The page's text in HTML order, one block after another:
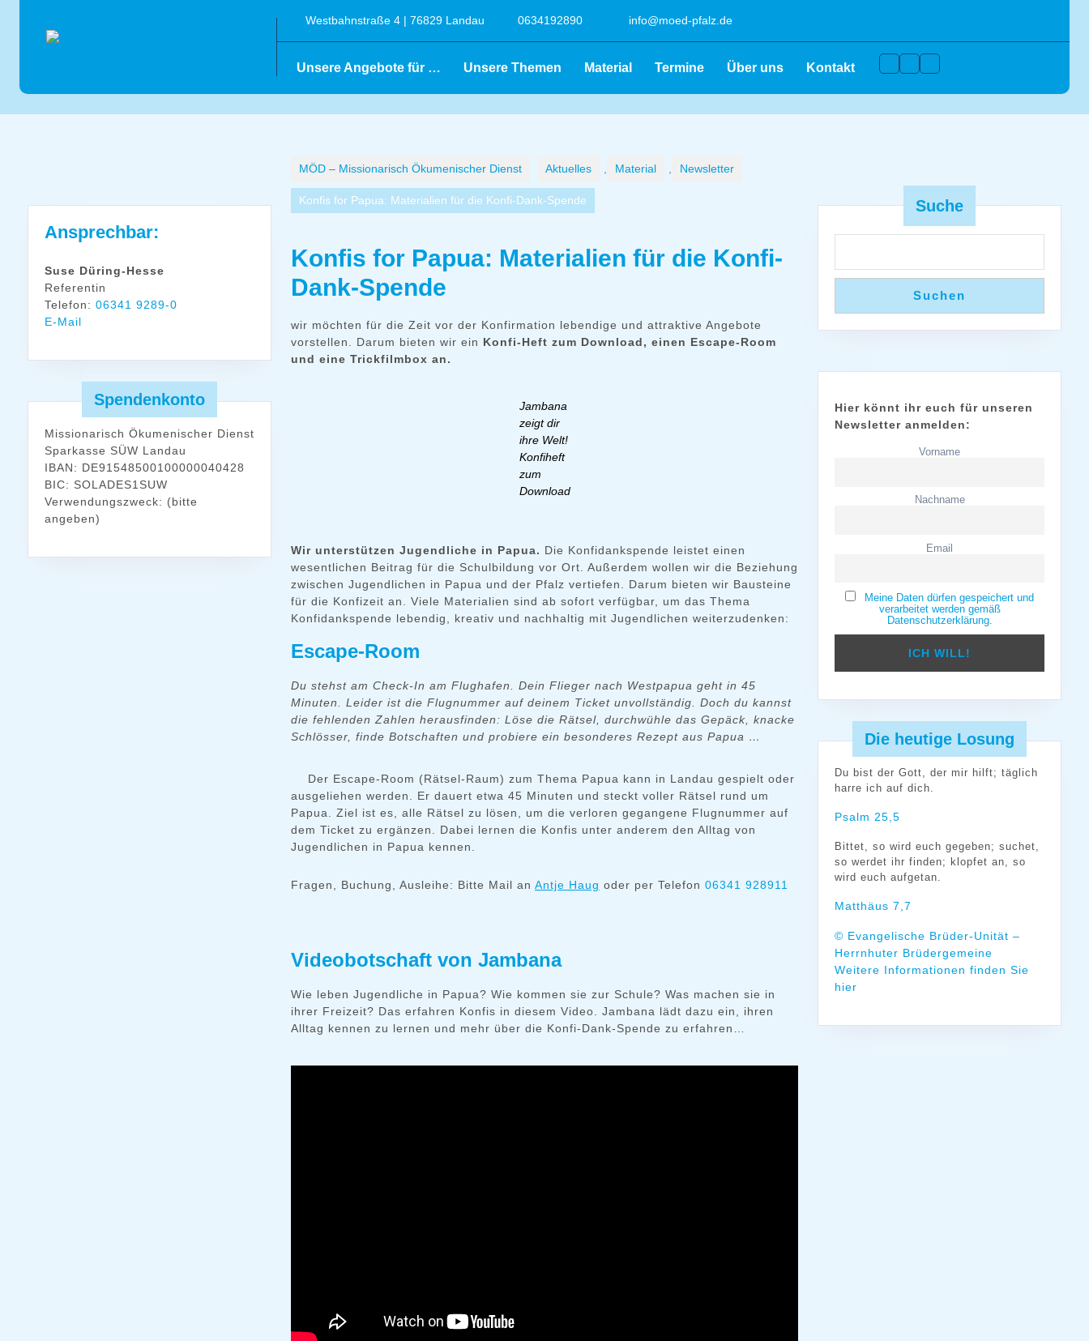
Westbahnstraße 4 | 76829 Landau 0634192890 info@moed-pfalz.de
Unsere Angebote für … Unsere Themen Material Termine Über uns Kontakt Facebook
Instagram
Youtube
Ansprechbar:
Suse Düring-Hesse
Referentin
Telefon: 06341 9289-0
E-Mail
Spendenkonto
Missionarisch Ökumenischer Dienst
Sparkasse SÜW Landau
IBAN: DE91548500100000040428
BIC: SOLADES1SUW
Verwendungszweck: (bitte
angeben)
MÖD – Missionarisch Ökumenischer Dienst Aktuelles Material Newsletter
Konfis for Papua: Materialien für die Konfi-Dank-Spende
Konfis for Papua: Materialien für die Konfi-
Dank-Spende
wir möchten für die Zeit vor der Konfirmation lebendige und attraktive Angebote
vorstellen. Darum bieten wir ein Konfi-Heft zum Download, einen Escape-Room
und eine Trickfilmbox an.
Jambana
zeigt dir
ihre Welt!
Konfiheft
zum
Download
Wir unterstützen Jugendliche in Papua. Die Konfidankspende leistet einen
wesentlichen Beitrag für die Schulbildung vor Ort. Außerdem wollen wir die Beziehung
zwischen Jugendlichen in Papua und der Pfalz vertiefen. Darum bieten wir Bausteine
für die Konfizeit an. Viele Materialien sind ab sofort verfügbar, um das Thema
Konfidankspende lebendig, kreativ und nachhaltig mit Jugendlichen weiterzudenken:
Escape-Room
Du stehst am Check-In am Flughafen. Dein Flieger nach Westpapua geht in 45
Minuten. Leider ist die Flugnummer auf deinem Ticket unvollständig. Doch du kannst
die fehlenden Zahlen herausfinden: Löse die Rätsel, durchwühle das Gepäck, knacke
Schlösser, finde Botschaften und probiere ein besonderes Rezept aus Papua …
Der Escape-Room (Rätsel-Raum) zum Thema Papua kann in Landau gespielt oder
ausgeliehen werden. Er dauert etwa 45 Minuten und steckt voller Rätsel rund um
Papua. Ziel ist es, alle Rätsel zu lösen, um die verloren gegangene Flugnummer auf
dem Ticket zu ergänzen. Dabei lernen die Konfis unter anderem den Alltag von
Jugendlichen in Papua kennen.
Fragen, Buchung, Ausleihe: Bitte Mail an Antje Haug oder per Telefon 06341 928911
Videobotschaft von Jambana
Wie leben Jugendliche in Papua? Wie kommen sie zur Schule? Was machen sie in
ihrer Freizeit? Das erfahren Konfis in diesem Video. Jambana lädt dazu ein, ihren
Alltag kennen zu lernen und mehr über die Konfi-Dank-Spende zu erfahren…
Suche
Suchen
Hier könnt ihr euch für unseren
Newsletter anmelden:
Vorname
Nachname
Email
Meine Daten dürfen gespeichert und
verarbeitet werden gemäß
Datenschutzerklärung.
Die heutige Losung
Du bist der Gott, der mir hilft; täglich
harre ich auf dich.
Psalm 25,5
Bittet, so wird euch gegeben; suchet,
so werdet ihr finden; klopfet an, so
wird euch aufgetan.
Matthäus 7,7
© Evangelische Brüder-Unität –
Herrnhuter Brüdergemeine
Weitere Informationen finden Sie
hier